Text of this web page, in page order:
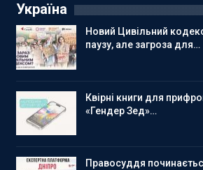
Україна
Новий Цивільний
паузу, але загроза для…
Квірні книги для
«Гендер Зед»…
Правосуддя